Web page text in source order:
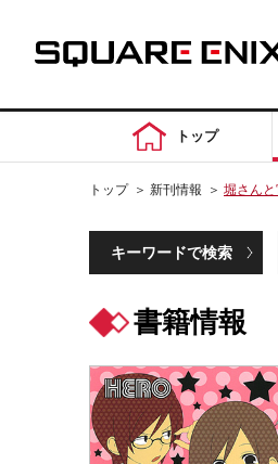
トップ
トップ ＞ 新刊情報 ＞ 堀さん
キーワードで検索
書籍情報